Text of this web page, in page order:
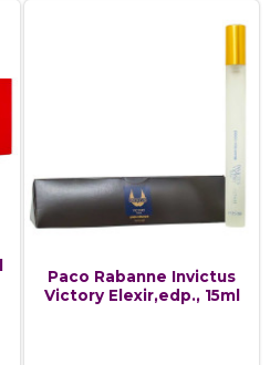
Paco Rabanne Invictus
Victory Elexir,edp., 15ml